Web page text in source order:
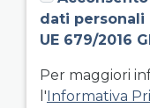
dati personali
UE 679/2016
Per maggiori
l'Informativa